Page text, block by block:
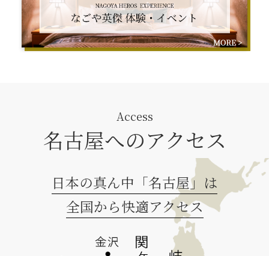
Access
名古屋へのアクセス
日本の真ん中「名古屋」は
全国から快適アクセス